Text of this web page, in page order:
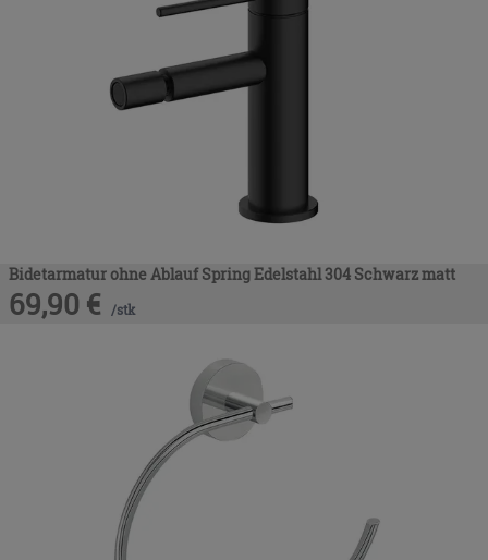
Bidetarmatur ohne Ablauf Spring Edelstahl 304 Schwarz matt
69,90 € /stk